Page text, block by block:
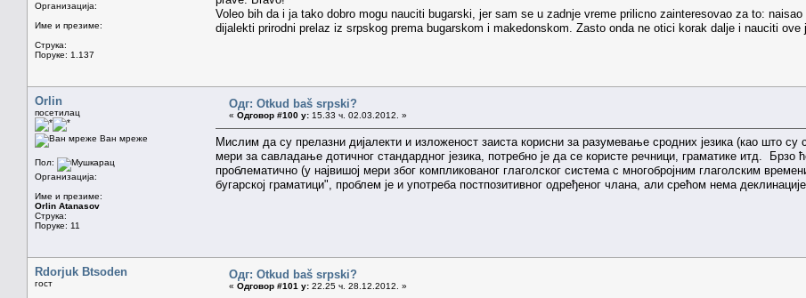
Организација:
Име и презиме:
Струка:
Поруке: 1.137
Voleo bih da i ja tako dobro mogu nauciti bugarski, jer sam se u zadnje vreme prilicno zainteresovao za to:
dijalekti prirodni prelaz iz srpskog prema bugarskom i makedonskom. Zasto onda ne otici korak dalje i nauciti ove
Orlin
посетилац
Ван мреже
Пол:
Организација:
Име и презиме:
Orlin Atanasov
Струка:
Поруке: 11
Одг: Otkud baš srpski?
« Одговор #100 у: 15.33 ч. 02.03.2012. »
Мислим да су прелазни диjалекти и изложеност заиста корисни за разумевање сродних jезика (као што
мери за савладање дотичног стандардног jезика, потребно jе да се користе речници, граматике итд.
проблематично (у наjвишоj мери због компликованог глаголског система с многоброjним глаголским
бугарскоj граматици", проблем jе и употреба постпозитивног одређеног члана, али срећом нема
Rdorjuk Btsoden
гост
Одг: Otkud baš srpski?
« Одговор #101 у: 22.25 ч. 28.12.2012. »